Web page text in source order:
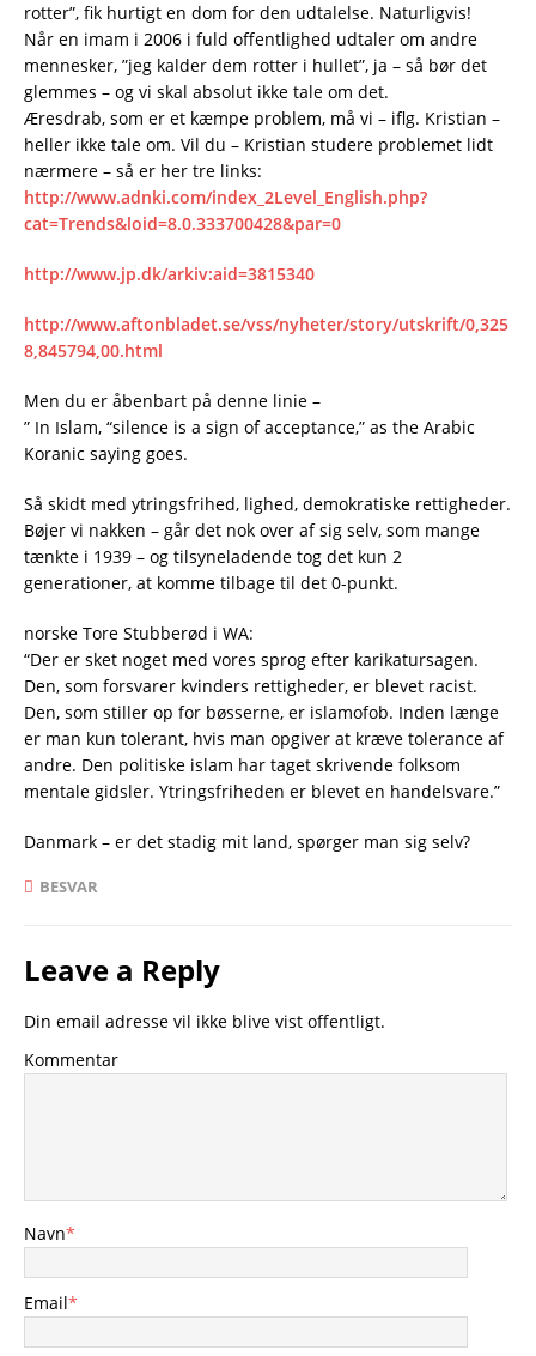
rotter”, fik hurtigt en dom for den udtalelse. Naturligvis!
Når en imam i 2006 i fuld offentlighed udtaler om andre
mennesker, ”jeg kalder dem rotter i hullet”, ja – så bør det
glemmes – og vi skal absolut ikke tale om det.
Æresdrab, som er et kæmpe problem, må vi – iflg. Kristian –
heller ikke tale om. Vil du – Kristian studere problemet lidt
nærmere – så er her tre links:
http://www.adnki.com/index_2Level_English.php?
cat=Trends&loid=8.0.333700428&par=0
http://www.jp.dk/arkiv:aid=3815340
http://www.aftonbladet.se/vss/nyheter/story/utskrift/0,325
8,845794,00.html
Men du er åbenbart på denne linie –
” In Islam, “silence is a sign of acceptance,” as the Arabic
Koranic saying goes.
Så skidt med ytringsfrihed, lighed, demokratiske rettigheder.
Bøjer vi nakken – går det nok over af sig selv, som mange
tænkte i 1939 – og tilsyneladende tog det kun 2
generationer, at komme tilbage til det 0-punkt.
norske Tore Stubberød i WA:
“Der er sket noget med vores sprog efter karikatursagen.
Den, som forsvarer kvinders rettigheder, er blevet racist.
Den, som stiller op for bøsserne, er islamofob. Inden længe
er man kun tolerant, hvis man opgiver at kræve tolerance af
andre. Den politiske islam har taget skrivende folksom
mentale gidsler. Ytringsfriheden er blevet en handelsvare.”
Danmark – er det stadig mit land, spørger man sig selv?
BESVAR
Leave a Reply
Din email adresse vil ikke blive vist offentligt.
Kommentar
Navn*
Email*